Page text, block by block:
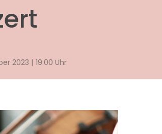
2023 | 19.00 Uhr